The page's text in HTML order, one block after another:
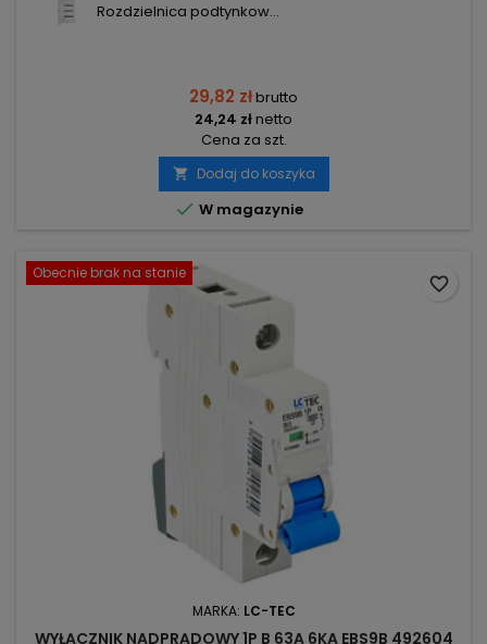
Rozdzielnica podtynkow...
29,82 złbrutto
24,24 złnetto
Cena za szt.
 Dodaj do koszyka
 W magazynie
Obecnie brak na stanie
MARKA: LC-TEC
WYŁĄCZNIK NADPRĄDOWY 1P B 63A 6KA EBS9B 492604
favorite_border